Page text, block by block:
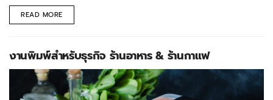
READ MORE
งานพิมพ์สำหรับธุรกิจ ร้านอาหาร & ร้านกาแฟ